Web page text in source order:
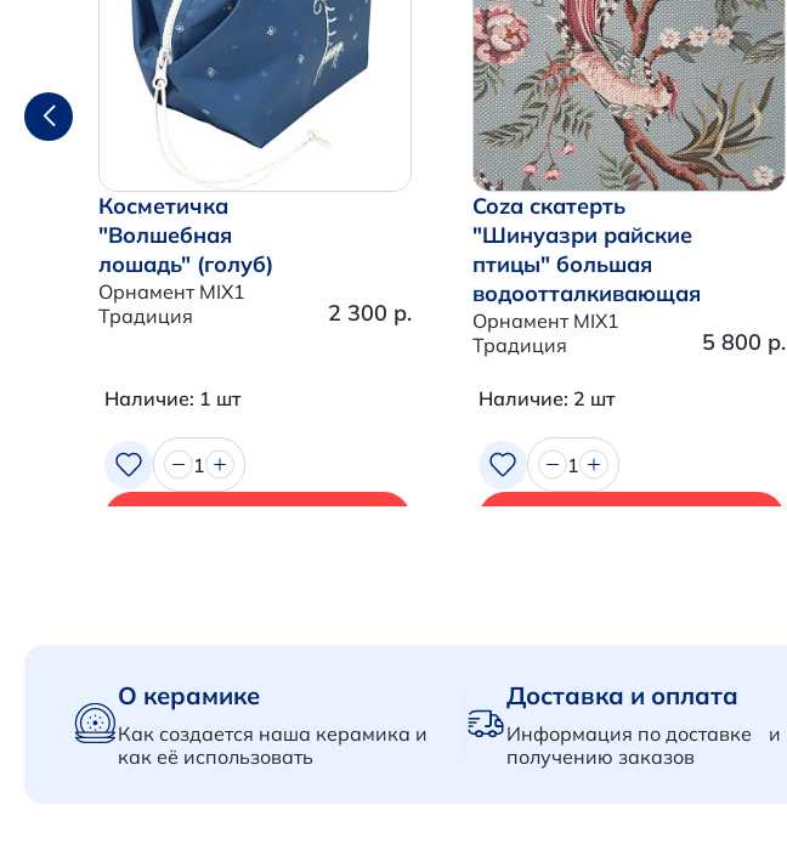
Косметичка
"Волшебная
лошадь" (голуб)
Орнамент MIX1
Традиция
2 300 р.
Наличие: 1 шт
1
Coza скатерть
"Шинуазри райские
птицы" большая
водоотталкивающая
Орнамент MIX1
Традиция
5 800 р.
Наличие: 2 шт
1
О керамике
Как создается наша керамика и
как её использовать
Доставка и оплата
Информация по доставке и
получению заказов